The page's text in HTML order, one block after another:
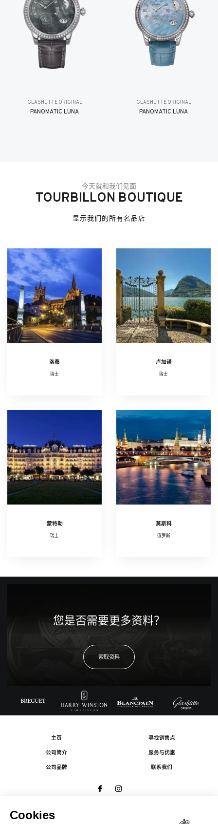
GLASHÜTTE ORIGINAL
PANOMATIC LUNA
GLASHÜTTE ORIGINAL
PANOMATIC LUNA
今天就和我们见面
TOURBILLON BOUTIQUE
显示我们的所有名品店
洛桑
瑞士
卢加诺
瑞士
蒙特勒
瑞士
莫斯科
俄罗斯
您是否需要更多资料？
索取资料
主页
公司简介
公司品牌
寻找销售点
服务与优惠
联系我们